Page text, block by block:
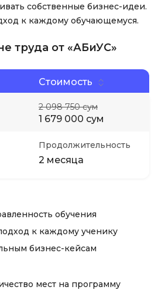
собственные бизнес-идеи.
к каждому обучающемуся.
труда от «АБиУС»
Стоимость
2 098 750 сум
1 679 000 сум
Продолжительность
2 месяца
обучения
к каждому ученику
бизнес-кейсам
мест на программу